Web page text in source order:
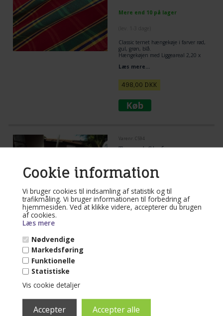
Cookie information
Vi bruger cookies til indsamling af statistik og til
trafikmåling. Vi bruger informationen til forbedring af
hjemmesiden. Ved at klikke videre, accepterer du brugen
af cookies.
Læs mere
Nødvendige
Markedsføring
Funktionelle
Statistiske
Vis cookie detaljer
Mere end 10 på lager
Classic ternet hængekøje i farver rød,
gul, grøn, blå.
Hængekøjen med Liggeareal 2,20 x
Hængekøjen med en Totallængde på
Hængekøje fremstillet af 100% ny
bomuldsstof
Læs mere...
498,00 DKK
Varenr. C594
Ternet Stof
person
Mere end 10 på lager
(lev. 1-3 dage)